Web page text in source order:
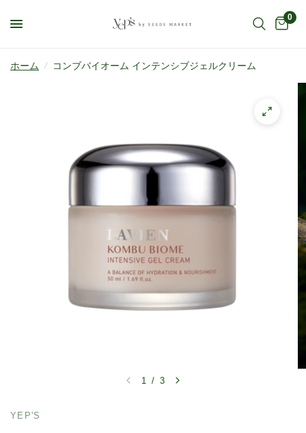
0
ホーム / コンブバイオーム インテンシブジェルクリーム
1 / 3
YEP'S